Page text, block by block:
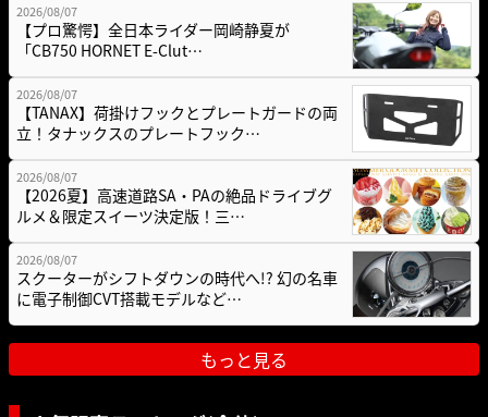
2026/08/07
【プロ驚愕】全日本ライダー岡崎静夏が
「CB750 HORNET E-Clut…
2026/08/07
【TANAX】荷掛けフックとプレートガードの両
立！タナックスのプレートフック…
2026/08/07
【2026夏】高速道路SA・PAの絶品ドライブグ
ルメ＆限定スイーツ決定版！三…
2026/08/07
スクーターがシフトダウンの時代へ!? 幻の名車
に電子制御CVT搭載モデルなど…
もっと見る